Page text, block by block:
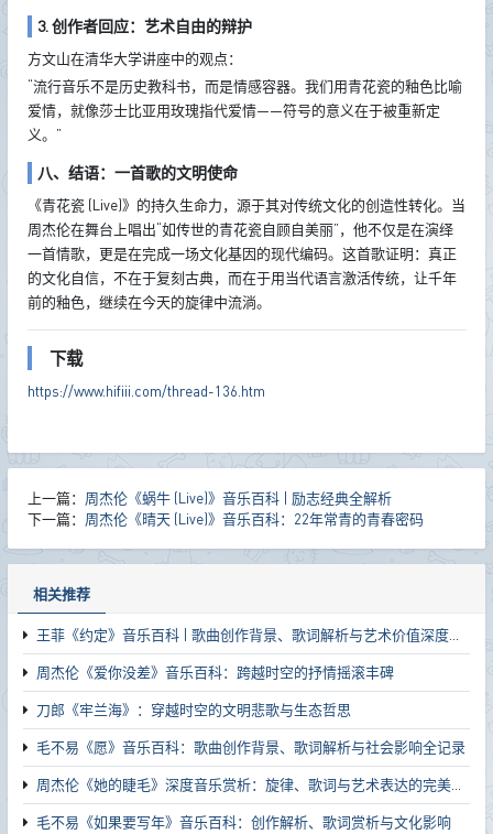
3. 创作者回应：艺术自由的辩护
方文山在清华大学讲座中的观点：
“流行音乐不是历史教科书，而是情感容器。我们用青花瓷的釉色比喻
爱情，就像莎士比亚用玫瑰指代爱情——符号的意义在于被重新定
义。”
八、结语：一首歌的文明使命
《青花瓷 (Live)》的持久生命力，源于其对传统文化的创造性转化。当
周杰伦在舞台上唱出“如传世的青花瓷自顾自美丽”，他不仅是在演绎
一首情歌，更是在完成一场文化基因的现代编码。这首歌证明：真正
的文化自信，不在于复刻古典，而在于用当代语言激活传统，让千年
前的釉色，继续在今天的旋律中流淌。
下载
https://www.hifiii.com/thread-136.htm
上一篇： 周杰伦《蜗牛 (Live)》音乐百科 | 励志经典全解析
下一篇： 周杰伦《晴天 (Live)》音乐百科：22年常青的青春密码
相关推荐
王菲《约定》音乐百科 | 歌曲创作背景、歌词解析与艺术价值深度解读
周杰伦《爱你没差》音乐百科：跨越时空的抒情摇滚丰碑
刀郎《牢兰海》：穿越时空的文明悲歌与生态哲思
毛不易《愿》音乐百科：歌曲创作背景、歌词解析与社会影响全记录
周杰伦《她的睫毛》深度音乐赏析：旋律、歌词与艺术表达的完美融合
毛不易《如果要写年》音乐百科：创作解析、歌词赏析与文化影响